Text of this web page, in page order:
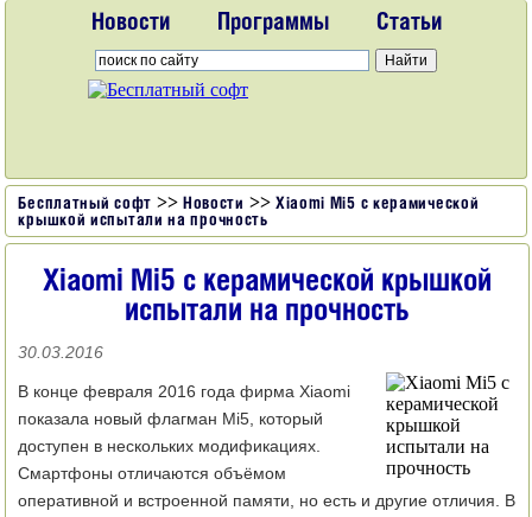
Новости Программы Статьи
Бесплатный софт >> Новости >> Xiaomi Mi5 с керамической
крышкой испытали на прочность
Xiaomi Mi5 с керамической крышкой
испытали на прочность
30.03.2016
В конце февраля 2016 года фирма Xiaomi
показала новый флагман Mi5, который
доступен в нескольких модификациях.
Смартфоны отличаются объёмом
оперативной и встроенной памяти, но есть и другие отличия. В